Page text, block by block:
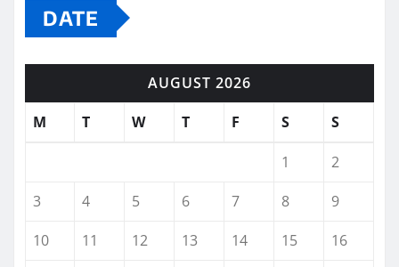
DATE
AUGUST 2026
M
T W T F S S
1
2
3
4 5 6 7 8
9
10
11 12 13 14 15
16